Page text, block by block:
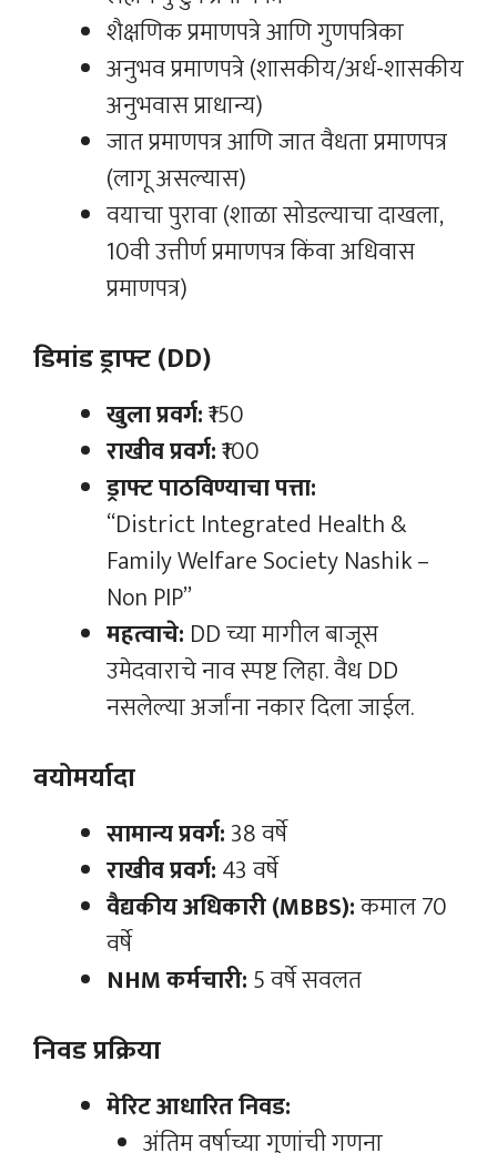
शैक्षणिक प्रमाणपत्रे आणि गुणपत्रिका
अनुभव प्रमाणपत्रे (शासकीय/अर्ध-शासकीय
अनुभवास प्राधान्य)
जात प्रमाणपत्र आणि जात वैधता प्रमाणपत्र
(लागू असल्यास)
वयाचा पुरावा (शाळा सोडल्याचा दाखला,
10वी उत्तीर्ण प्रमाणपत्र किंवा अधिवास
प्रमाणपत्र)
डिमांड ड्राफ्ट (DD)
खुला प्रवर्ग:₹150
राखीव प्रवर्ग:₹100
ड्राफ्ट पाठविण्याचा पत्ता:
“District Integrated Health &
Family Welfare Society Nashik –
Non PIP”
महत्वाचे: DD च्या मागील बाजूस
उमेदवाराचे नाव स्पष्ट लिहा. वैध DD
नसलेल्या अर्जांना नकार दिला जाईल.
वयोमर्यादा
सामान्य प्रवर्ग:38 वर्षे
राखीव प्रवर्ग:43 वर्षे
वैद्यकीय अधिकारी (MBBS):कमाल 70
वर्षे
NHM कर्मचारी:5 वर्षे सवलत
निवड प्रक्रिया
मेरिट आधारित निवड:
अंतिम वर्षाच्या गुणांची गणना